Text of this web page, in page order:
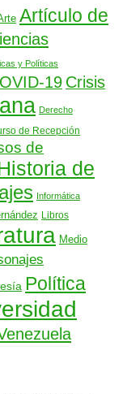
Artículo de
y Políticas
19 Crisis
Derecho
de Recepción
de
de
Informática
Libros
Medio
Política